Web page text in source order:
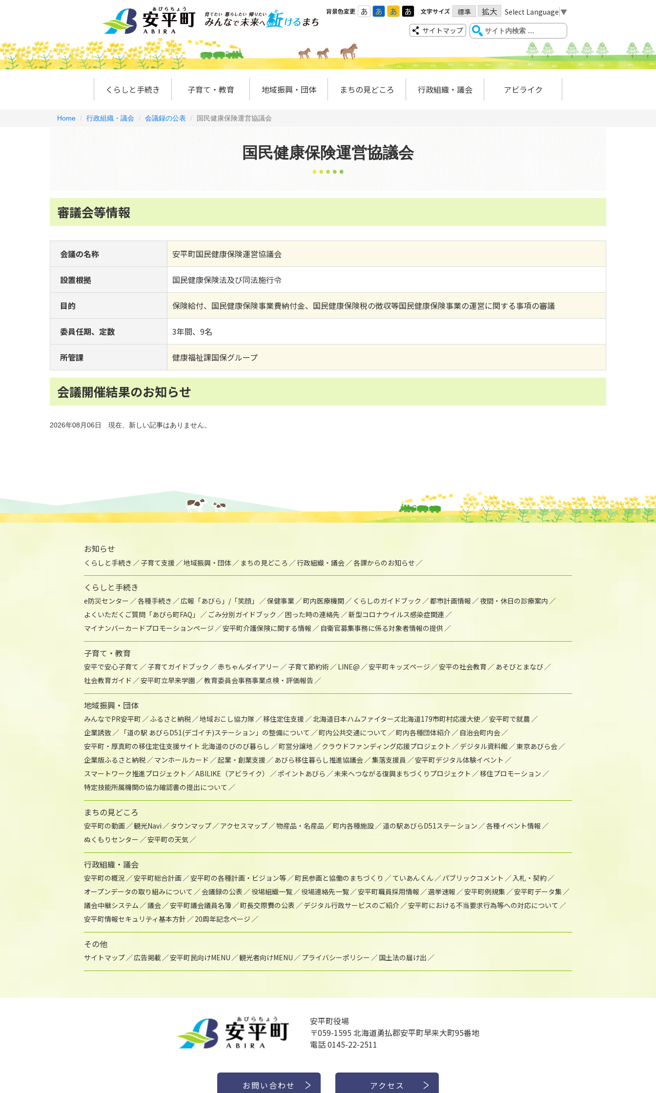
背景色変更 あ あ あ あ 文字サイズ 標準 拡大 Select Language ▼
サイトマップ
くらしと手続き 子育て・教育 地域振興・団体 まちの見どころ 行政組織・議会 アビライク
Home 行政組織・議会 会議録の公表 国民健康保険運営協議会
国民健康保険運営協議会
審議会等情報
会議の名称 安平町国民健康保険運営協議会
設置根拠 国民健康保険法及び同法施行令
目的 保険給付、国民健康保険事業費納付金、国民健康保険税の徴収等国民健康保険事業の運営に関する事項の審議
委員任期、定数 3年間、9名
所管課 健康福祉課国保グループ
会議開催結果のお知らせ
2026年08月06日 現在、新しい記事はありません。
お知らせ
くらしと手続き 子育て支援 地域振興・団体 まちの見どころ 行政組織・議会 各課からのお知らせ
くらしと手続き
e防災センター 各種手続き 広報「あびら」/「笑顔」 保健事業 町内医療機関 くらしのガイドブック 都市計画情報
夜間・休日の診療案内
よくいただくご質問「あびら町FAQ」
ごみ分別ガイドブック 困った時の連絡先
新型コロナウイルス感染症関連
マイナンバーカードプロモーションページ
安平町介護保険に関する情報 自衛官募集事務に係る対象者情報の提供
子育て・教育
安平で安心子育て 子育てガイドブック 赤ちゃんダイアリー 子育て節約術 LINE@ 安平町キッズページ 安平の社会教育
あそびとまなび
社会教育ガイド
安平町立早来学園 教育委員会事務事業点検・評価報告
地域振興・団体
みんなでPR安平町 ふるさと納税 地域おこし協力隊 移住定住支援 北海道日本ハムファイターズ北海道179市町村応援大使
安平町で就農
企業誘致
「道の駅 あびらD51(デゴイチ)ステーション」の整備について 町内公共交通について 町内各種団体紹介
自治会町内会
安平町・厚真町の移住定住支援サイト 北海道のびのび暮らし
町営分譲地 クラウドファンディング応援プロジェクト デジタル資料館
東京あびら会
企業版ふるさと納税
マンホールカード 起業・創業支援 あびら移住暮らし推進協議会 集落支援員
安平町デジタル体験イベント
スマートワーク推進プロジェクト
ABILIKE（アビライク） ポイントあびら 未来へつながる復興まちづくりプロジェクト
移住プロモーション
特定技能所属機関の協力確認書の提出について
まちの見どころ
安平町の動画 観光Navi タウンマップ アクセスマップ 物産品・名産品 町内各種施設 道の駅あびらD51ステーション
各種イベント情報
ぬくもりセンター
安平町の天気
行政組織・議会
安平町の概況 安平町総合計画 安平町の各種計画・ビジョン等 町民参画と協働のまちづくり ていあんくん パブリックコメント
入札・契約
オープンデータの取り組みについて
会議録の公表 役場組織一覧 役場連絡先一覧 安平町職員採用情報 選挙速報 安平町例規集
安平町データ集
議会中継システム
議会 安平町議会議員名簿 町長交際費の公表 デジタル行政サービスのご紹介
安平町における不当要求行為等への対応について
安平町情報セキュリティ基本方針
20周年記念ページ
その他
サイトマップ 広告掲載 安平町民向けMENU 観光者向けMENU プライバシーポリシー 国土法の届け出
安平町役場
〒059-1595 北海道勇払郡安平町早来大町95番地
電話 0145-22-2511
お問い合わせ アクセス